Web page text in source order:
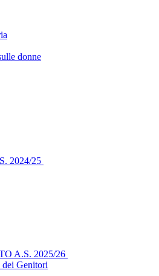
donne
2024/25
A.S. 2025/26
dei Genitori